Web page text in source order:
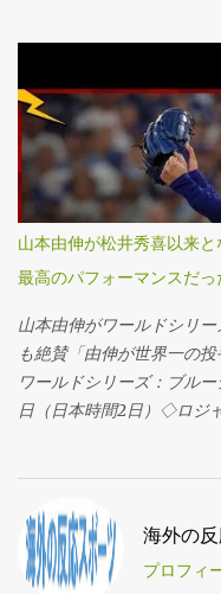
出ない。まだ信じられな
・現実じゃないみたいだ
あとで全員呼び出す。 ・
愛してる。行こうぜ！ ・
ったぞ。ハッピー・ノー
しゃあああああ。 ・やっ
トには賞賛しかない。こ
顎が落ちるほどのパフォ
り方を完璧に表してる写
をやった。ワールドシリ
た。 ・ブルージェイズに
ーの男。ドジャースじゃ
の男の名前の通りの通り
無限のチームがまた勝った
て言われてた頃が懐かし
リーズだった。 ・ヤマモ
がいなかったら多分こう
ない。B) たどり着けたと
語り継ぐレベルで、信じ
バムガーナーと並ぶ存在
まれている。（1994年、
たのは彼だった。 ・望ん
山本由伸が松井秀喜以来
最高のパフォーマンスだっ
山本由伸がワールドシリ
も絶賛「由伸が世界一の
ワールドシリーズ：ブル
日（日本時間2日）◇ロジ
目。MVPに輝いた。 ・史
ンスだ。必要な場面で毎
でも一切動じなかった。
海外の
プロフィ